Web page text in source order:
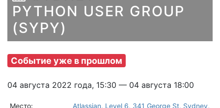
PYTHON USER GROUP
(SYPY)
Событие уже в прошлом
04 августа 2022 года, 15:30 — 04 августа 18:00
Место:
Atlassian, Level 6, 341 George St, Sydney,